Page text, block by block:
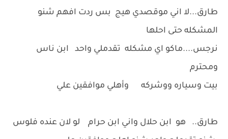
طارق...لا اني موقصدي هيج بس ردت افهم شنو
المشكله حتى احلها
نرجس....ماكو اي مشكله تقدملي واحد ابن ناس
ومحترم
بيت وسياره ووشركه وأهلي موافقين علي
طارق.. هو ابن حلال واني ابن حرام لو لان عنده فلوس